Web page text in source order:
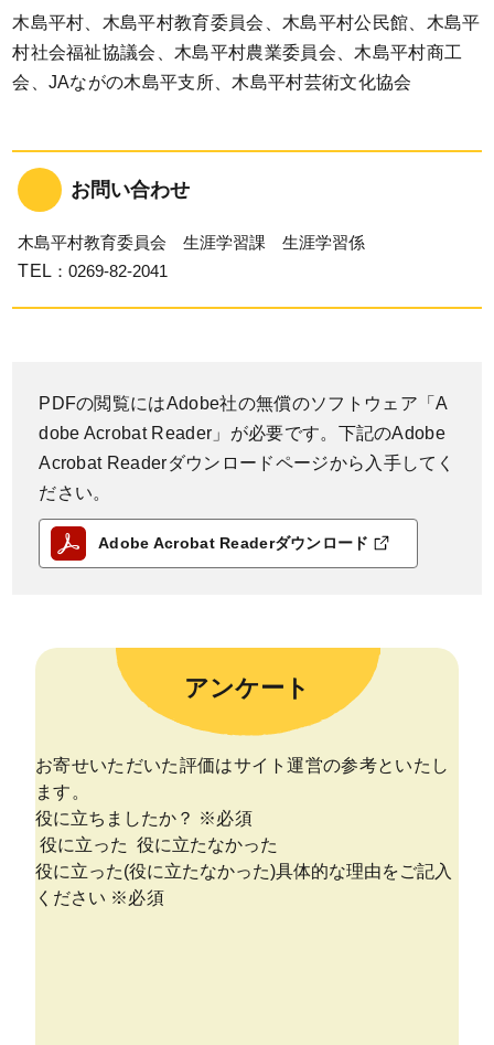
木島平村、木島平村教育委員会、木島平村公民館、木島平
村社会福祉協議会、木島平村農業委員会、木島平村商工
会、JAながの木島平支所、木島平村芸術文化協会
お問い合わせ
木島平村教育委員会 生涯学習課 生涯学習係
TEL ：0269-82-2041
PDFの閲覧にはAdobe社の無償のソフトウェア「A
dobe Acrobat Reader」が必要です。下記のAdobe
Acrobat Readerダウンロードページから入手してく
ださい。
Adobe Acrobat Readerダウンロード
アンケート